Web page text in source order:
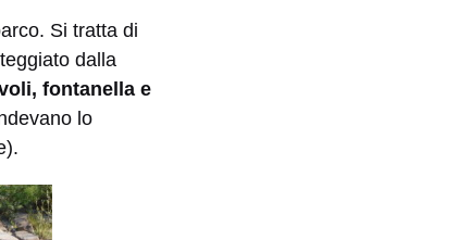
Si tratta di
dalla
fontanella e
lo